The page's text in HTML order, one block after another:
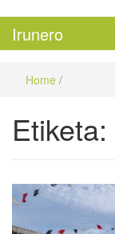
Irunero
Home /
Etiketa: